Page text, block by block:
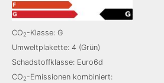
CO2-Klasse: G
Umweltplakette: 4 (Grün)
Schadstoffklasse: Euro6d
CO2-Emissionen kombiniert: